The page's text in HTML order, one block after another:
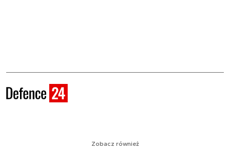
Zobacz również